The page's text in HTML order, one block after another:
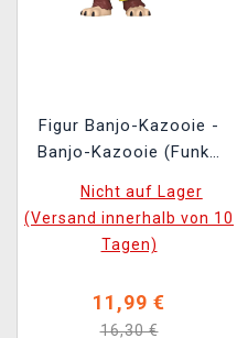
Figur Banjo-Kazooie -
Banjo-Kazooie (Funko
Nicht auf Lager
(Versand innerhalb von 10
Tagen)
11,99 €
16,30 €